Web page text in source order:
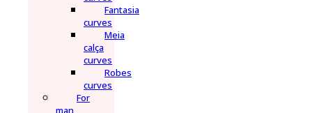
Fantasia
curves
Meia
calça
curves
Robes
curves
For
man